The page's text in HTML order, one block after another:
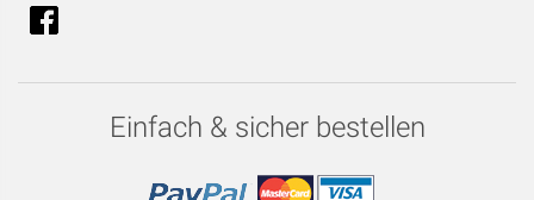
Einfach & sicher bestellen